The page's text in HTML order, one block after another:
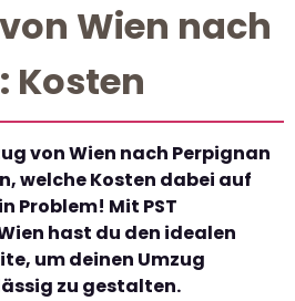
Wien nach
Kosten
von Wien nach Perpignan
welche Kosten dabei auf
Problem! Mit PST
hast du den idealen
um deinen Umzug
zu gestalten.